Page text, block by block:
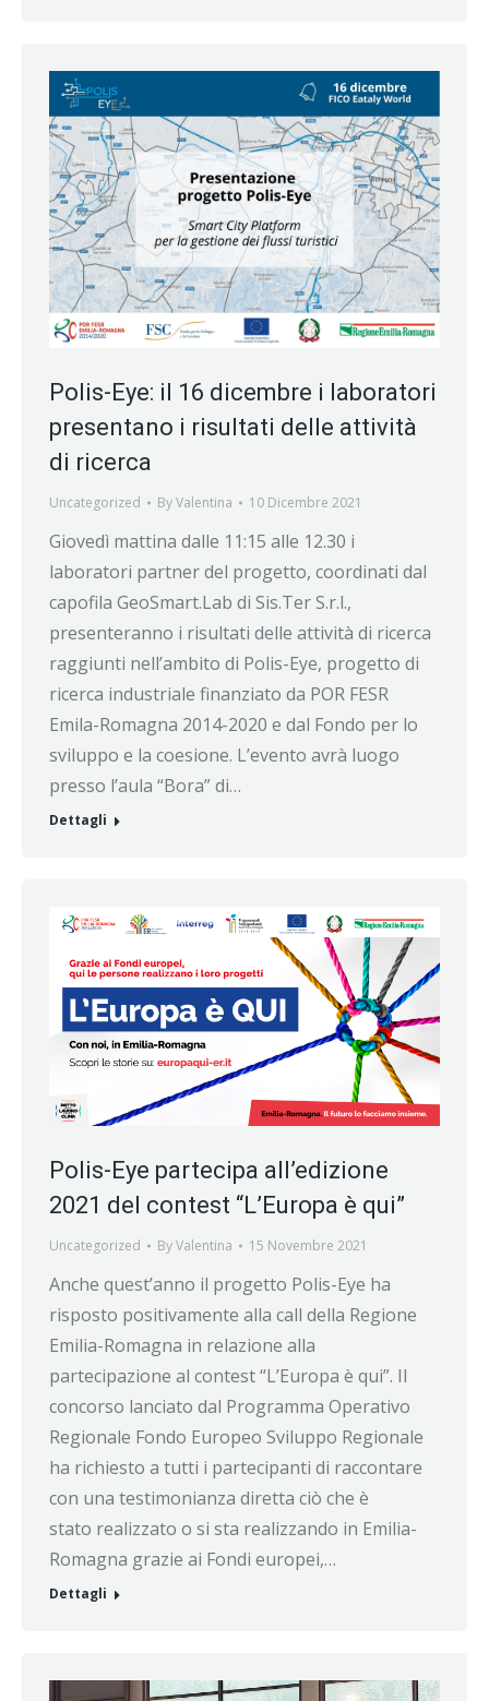
Polis-Eye: il 16 dicembre i laboratori
presentano i risultati delle attività
di ricerca
Uncategorized ByValentina 10 Dicembre 2021
Giovedì mattina dalle 11:15 alle 12.30 i
laboratori partner del progetto, coordinati dal
capofila GeoSmart.Lab di Sis.Ter S.r.l.,
presenteranno i risultati delle attività di ricerca
raggiunti nell’ambito di Polis-Eye, progetto di
ricerca industriale finanziato da POR FESR
Emila-Romagna 2014-2020 e dal Fondo per lo
sviluppo e la coesione. L’evento avrà luogo
presso l’aula “Bora” di…
Dettagli
Polis-Eye partecipa all’edizione
2021 del contest “L’Europa è qui”
Uncategorized ByValentina 15 Novembre 2021
Anche quest’anno il progetto Polis-Eye ha
risposto positivamente alla call della Regione
Emilia-Romagna in relazione alla
partecipazione al contest “L’Europa è qui”. Il
concorso lanciato dal Programma Operativo
Regionale Fondo Europeo Sviluppo Regionale
ha richiesto a tutti i partecipanti di raccontare
con una testimonianza diretta ciò che è
stato realizzato o si sta realizzando in Emilia-
Romagna grazie ai Fondi europei,…
Dettagli